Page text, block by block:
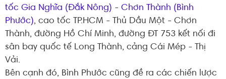
tốc Gia Nghĩa (Đắk Nông) - Chơn Thành (Bình
Phước), cao tốc TP.HCM - Thủ Dầu Một - Chơn
Thành, đường Hồ Chí Minh, đường ĐT 753 kết nối đi
sân bay quốc tế Long Thành, cảng Cái Mép - Thị
Vải.
Bên cạnh đó, Bình Phước cũng đề ra các chiến lược